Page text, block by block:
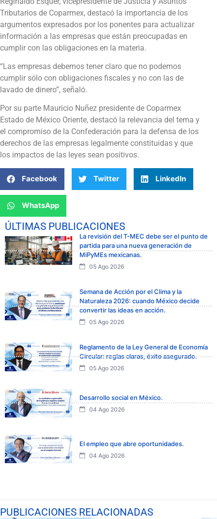
Tributarios de Coparmex, destacó la importancia de los
argumentos expresados por los ponentes para actualizar
información a las empresas que están preocupadas en
cumplir con las obligaciones en la materia.
“Las empresas debemos tener claro que no podemos
cumplir sólo con obligaciones fiscales y no con las de
lavado de dinero”, señaló.
Por su parte Mauricio Nuñez presidente de Coparmex
Estado de México Oriente, destacó la relevancia del tema y
el compromiso de la Confederación para la defensa de los
derechos de las empresas legalmente constituidas y que
los impactos de las leyes sean positivos.
Facebook Twitter LinkedIn
WhatsApp
ÚLTIMAS PUBLICACIONES
La revisión del T-MEC debe ser el punto de
partida para una nueva generación de
MiPyMEs mexicanas.
05 Ago 2026
Semana de Acción por el Clima y la
Naturaleza 2026: cuando México decide
convertir las ideas en acción.
05 Ago 2026
Reglamento de la Ley General de Economía
Circular: reglas claras, éxito asegurado.
05 Ago 2026
Desarrollo social en México.
04 Ago 2026
El empleo que abre oportunidades.
04 Ago 2026
PUBLICACIONES RELACIONADAS